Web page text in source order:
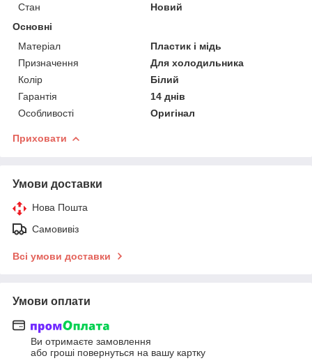
Стан
Новий
Основні
Матеріал
Пластик і мідь
Призначення
Для холодильника
Колір
Білий
Гарантія
14 днів
Особливості
Оригінал
Приховати
Умови доставки
Нова Пошта
Самовивіз
Всі умови доставки
Умови оплати
Ви отримаєте замовлення
або гроші повернуться на вашу картку